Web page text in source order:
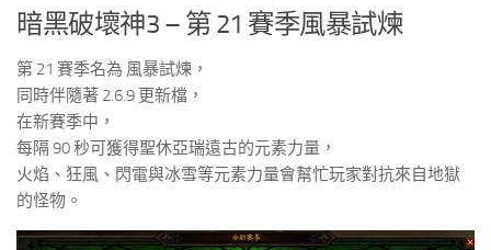
暗黑破壞神3 – 第 21 賽季風暴試煉
第 21 賽季名為 風暴試煉，
同時伴隨著 2.6.9 更新檔，
在新賽季中，
每隔 90 秒可獲得聖休亞瑞遠古的元素力量，
火焰、狂風、閃電與冰雪等元素力量會幫忙玩家對抗來自地獄
的怪物。